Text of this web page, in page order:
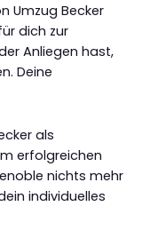
Umzug Becker
dich zur
Anliegen hast,
Deine
als
erfolgreichen
nichts mehr
individuelles